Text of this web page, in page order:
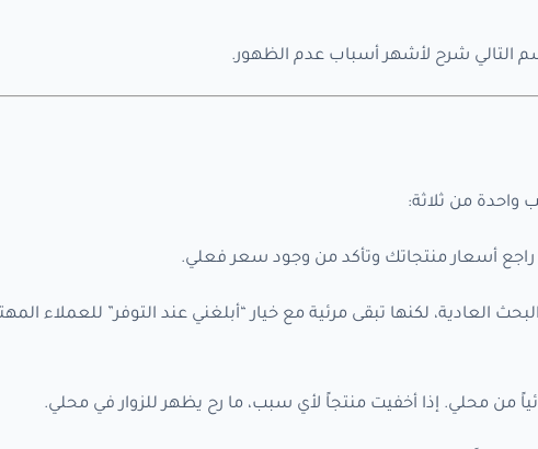
التالي شرح لأشهر أسباب عدم الظهور.
واحدة من ثلاثة:
أسعار منتجاتك وتأكد من وجود سعر فعلي.
العادية، لكنها تبقى مرئية مع خيار “أبلغني عند التوفر” للعملاء
من محلي. إذا أخفيت منتجاً لأي سبب، ما رح يظهر للزوار في محلي.